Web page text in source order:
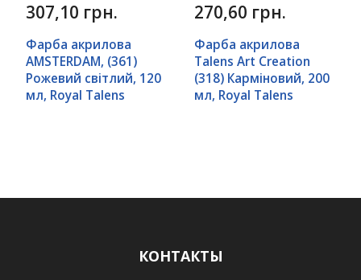
307,10 грн.
Фарба акрилова
AMSTERDAM, (361)
Рожевий світлий, 120
мл, Royal Talens
270,60 грн.
Фарба акрилова
Talens Art Creation
(318) Карміновий, 200
мл, Royal Talens
КОНТАКТЫ